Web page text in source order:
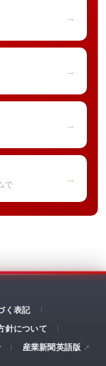
→
→
→
で
→
く表記
針について
産業新聞英語版